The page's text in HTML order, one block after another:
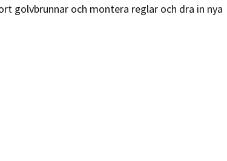
golvbrunnar och montera reglar och dra in nya